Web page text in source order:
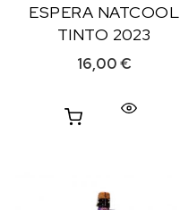
ESPERA NATCOOL
TINTO 2023
16,00€